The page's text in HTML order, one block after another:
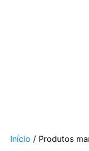
Início / Produtos